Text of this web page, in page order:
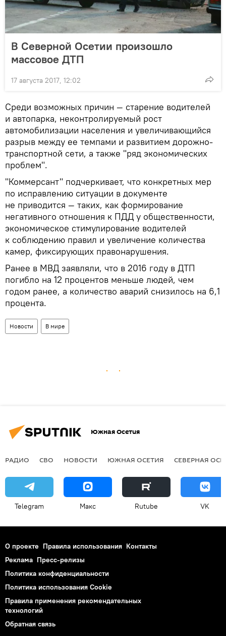
В Северной Осетии произошло
массовое ДТП
17 августа 2017, 12:02
Среди возможных причин — старение водителей
и автопарка, неконтролируемый рост
автомобилизации населения и увеличивающийся
разрыв между ее темпами и развитием дорожно-
транспортной сети, а также "ряд экономических
проблем".
"Коммерсант" подчеркивает, что конкретных мер
по исправлению ситуации в документе
не приводится — таких, как формирование
негативного отношения к ПДД у общественности,
экономическое стимулирование водителей
к соблюдению правил и увеличение количества
камер, фиксирующих правонарушения.
Ранее в МВД заявляли, что в 2016 году в ДТП
погибло на 12 процентов меньше людей, чем
годом ранее, а количество аварий снизилось на 6,1
процента.
Новости В мире
Южная Осетия
РАДИО СВО НОВОСТИ ЮЖНАЯ ОСЕТИЯ СЕВЕРНАЯ
Telegram Макс Rutube VK
О проекте Правила использования Контакты
Реклама Пресс-релизы
Политика конфиденциальности
Политика использования Cookie
Правила применения рекомендательных
технологий
Обратная связь